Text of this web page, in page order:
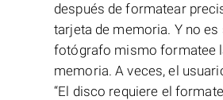
después de formatear
tarjeta de memoria. Y no
fotógrafo mismo formatee
memoria. A veces, el
“El disco requiere el